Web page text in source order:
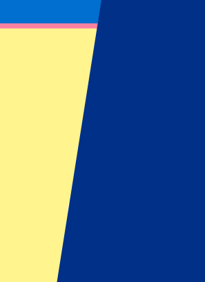
Harry Styles - 3 juillet 2026
3 juillet 2026 à 17:00
London, Royaume-Uni
Harry Styles - 3 juillet 2026
3 juillet 2026 à 17:00 • London, Royaume-Uni
Date confirmée
Cet événement est terminé
Cet événement est terminé